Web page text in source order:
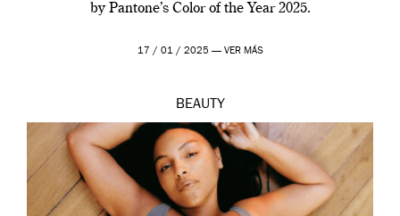
by Pantone’s Color of the Year 2025.
17 / 01 / 2025 — VER MÁS
BEAUTY